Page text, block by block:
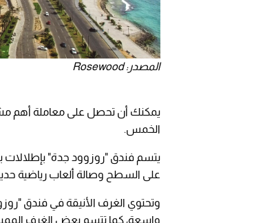
المصدر: Rosewood
يمكنك أن تحصل على معاملة أهم
الخمس.
على السطح وصالة ألعاب رياضية
وتحتوي الغرف الأنيقة في
واسعة، كما تتسم بعض الغرف